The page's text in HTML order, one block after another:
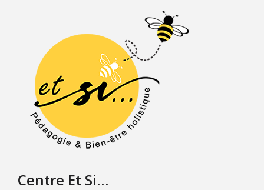
Centre Et Si…